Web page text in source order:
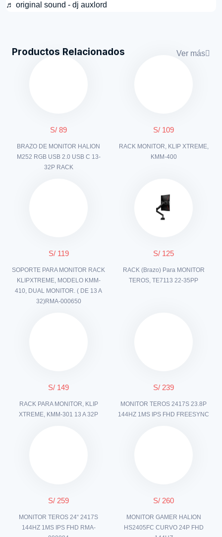
♬ original sound - dj auxlord
Productos Relacionados Ver más
S/ 89
BRAZO DE MONITOR HALION
M252 RGB USB 2.0 USB C 13-
32P RACK
S/ 109
RACK MONITOR, KLIP XTREME,
KMM-400
S/ 119
SOPORTE PARA MONITOR RACK
KLIPXTREME, MODELO KMM-
410, DUAL MONITOR. ( DE 13 A
32)RMA-000650
S/ 125
RACK (Brazo) Para MONITOR
TEROS, TE7113 22-35PP
S/ 149
RACK PARA MONITOR, KLIP
XTREME, KMM-301 13 A 32P
S/ 239
MONITOR TEROS 2417S 23.8P
144HZ 1MS IPS FHD FREESYNC
S/ 259
MONITOR TEROS 24“ 2417S
144HZ 1MS IPS FHD RMA-
S/ 260
MONITOR GAMER HALION
HS2405FC CURVO 24P FHD